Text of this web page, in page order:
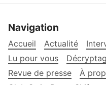
Navigation
Accueil Actualité
Lu pour vous
Revue de presse
À